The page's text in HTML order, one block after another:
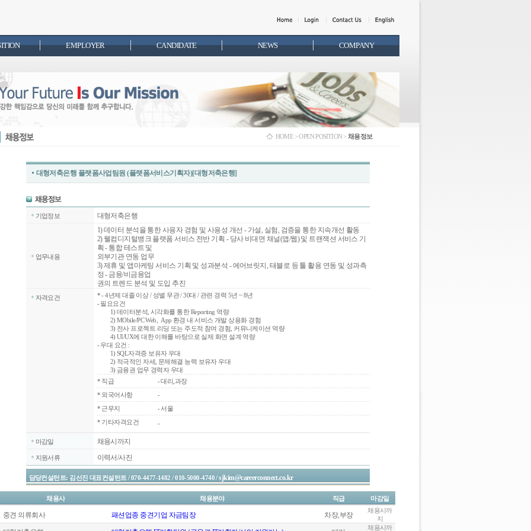
EMPLOYER CANDIDATE NEWS COMPANY
HOME > OPEN POSITION > 채용정보
대형저축은행 플랫폼사업팀원 (플랫폼서비스기획자)[대형저축은행]
기업정보 대형저축은행
업무내용
1) 데이터 분석을 통한 사용자 경험 및 사용성 개선 - 가설, 실험, 검증을 통한 지속개선 활동
2) 웰컴디지털뱅크 플랫폼 서비스 전반 기획 - 당사 비대면 채널(앱/웹) 및 트랜잭션 서비스 기
획 - 통합 테스트 및
외부기관 연동 업무
3) 제휴 및 앱마케팅 서비스 기획 및 성과분석 - 에어브릿지, 태블로 등 툴 활용 연동 및 성과측
정 - 금융/비금융업
권의 트렌드 분석 및 도입 추진
자격요건 *- 4년제 대졸 이상 / 성별 무관 / 30대 / 관련 경력 5년 ~ 8년
- 필요요건
1) 데이터분석, 시각화를 통한 Reporting 역량
2) MObile/PC Web, App 환경 내 서비스 개발 상용화 경험
3) 전사 프로젝트 리딩 또는 주도적 참여 경험, 커뮤니케이션 역량
4) UI/UX에 대한 이해를 바탕으로 실제 화면 설계 역량
- 우대 요건 :
1) SQL자격증 보유자 우대
2) 적극적인 자세, 문제해결 능력 보유자 우대
3) 금융권 업무 경력자 우대
* 직급
- 대리,과장
* 외국어사항
-
* 근무지
- 서울
* 기타자격요건
-
마감일 채용시까지
지원서류 이력서/사진
담당컨설턴트: 김선진 대표컨설턴트 / 070-4477-1482 / 010-5000-4740 /sjkim@careerconnect.co.kr
채용사 채용분야 직급 마감일
중견 의류회사 패션업종 중견기업 자금팀장 차장,부장
채용시까
지
채용시까